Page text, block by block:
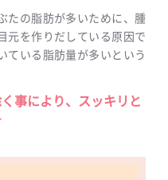
たの脂肪が多いために、腫
元を作りだしている原因で
ている脂肪量が多いという
事により、スッキリと